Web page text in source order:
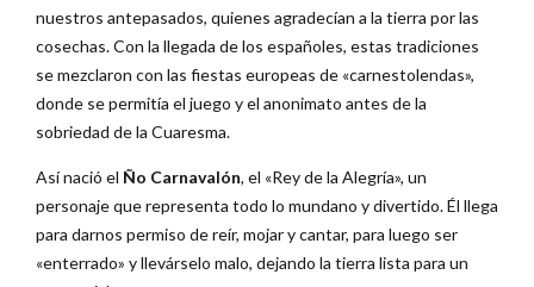
nuestros antepasados, quienes agradecían a la tierra por las
cosechas. Con la llegada de los españoles, estas tradiciones
se mezclaron con las fiestas europeas de «carnestolendas»,
donde se permitía el juego y el anonimato antes de la
sobriedad de la Cuaresma.
Así nació el Ño Carnavalón, el «Rey de la Alegría», un
personaje que representa todo lo mundano y divertido. Él llega
para darnos permiso de reír, mojar y cantar, para luego ser
«enterrado» y llevárselo malo, dejando la tierra lista para un